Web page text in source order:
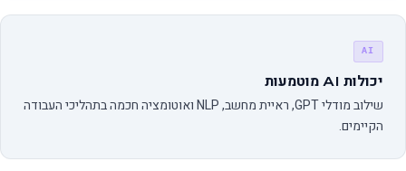
AI
יכולות AI מוטמעות
שילוב מודלי GPT, ראיית מחשב, NLP ואוטומציה חכמה בתהליכי העבודה
הקיימים.